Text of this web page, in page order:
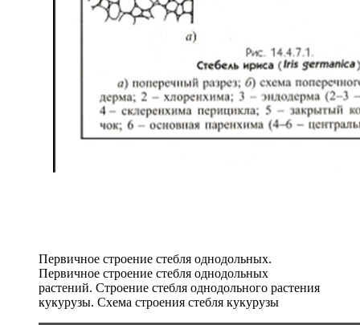
Первичное строение стебля однодольных.
Первичное строение стебля однодольных
растений. Строение стебля однодольного растения
кукурузы. Схема строения стебля кукурузы